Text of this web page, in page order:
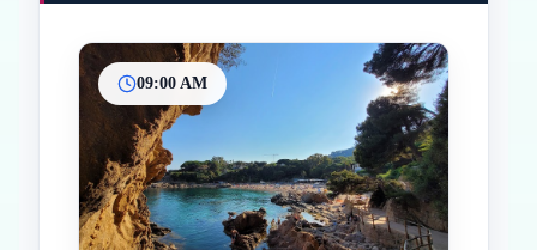
Paradas intermedias
09:00 AM